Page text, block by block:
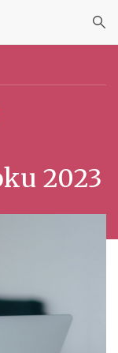
2023